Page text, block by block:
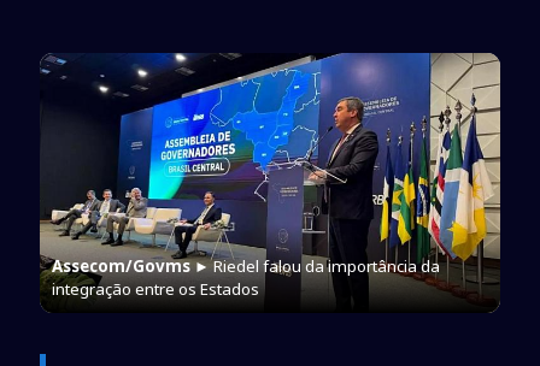
Assecom/Govms► Riedel falou da importância da
integração entre os Estados